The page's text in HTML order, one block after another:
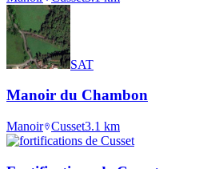
SAT
Manoir du Chambon
Manoir Cusset3.1 km